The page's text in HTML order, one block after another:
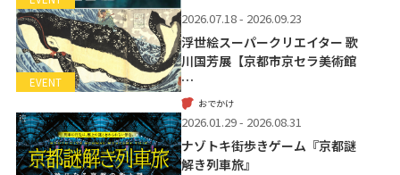
EVENT
2026.07.18 - 2026.09.23
浮世絵スーパークリエイター 歌
川国芳展【京都市京セラ美術館
…
おでかけ
2026.01.29 - 2026.08.31
ナゾトキ街歩きゲーム『京都謎
解き列車旅』